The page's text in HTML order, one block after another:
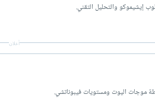
أعلان